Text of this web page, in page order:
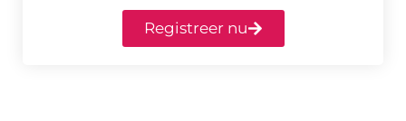
Registreer nu